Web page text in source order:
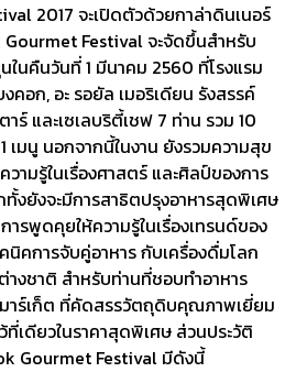
2017 จะเปิดตัวด้วยกาล่าดินเนอร์
Festival จะจัดขึ้นสำหรับ
ในคืนวันที่ 1 มีนาคม 2560 ที่โรงแรม
คอก, อะ รอยัล เมอริเดียน รังสรรค์
ร์ และเซเลบริตี้เชฟ 7 ท่าน รวม 10
เมนู นอกจากนี้ในงาน ยังรวมความสุข
ามรู้ในเรื่องศาสตร์ และศิลป์ของการ
ทั้งยังจะมีการสาธิตปรุงอาหารสุดพิเศษ
รพูดคุยให้ความรู้ในเรื่องเทรนด์ของ
นิคการจับคู่อาหาร กับเครื่องดื่มโลก
างชาติ สำหรับท่านที่ชอบทำอาหาร
าร์เก็ต ที่คัดสรรวัตถุดิบคุณภาพเยี่ยม
เดียวในราคาสุดพิเศษ ส่วนประวัติ
Gourmet Festival มีดังนี้